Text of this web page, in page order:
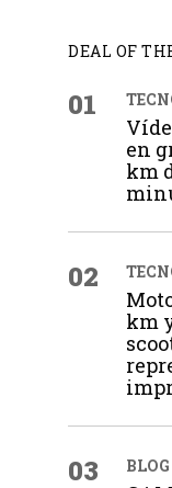
DEAL OF
01
en
km
02
km
03 BLOG